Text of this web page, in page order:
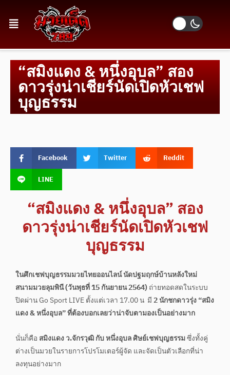
“สมิงแดง & หนึ่งอุบล” สอง
ดาวรุ่งน่าเชียร์นัดเปิดหัวเชฟ
บุญธรรม
Facebook Twitter
Reddit
LINE
“สมิงแดง & หนึ่งอุบล” สอง
ดาวรุ่งน่าเชียร์นัดเปิดหัวเชฟ
บุญธรรม
ในศึกเชฟบุญธรรมมวยไทยออนไลน์ นัดปฐมฤกษ์บ้านหลังใหม่
สนามมวยลุมพินี (วันพุธที่ 15 กันยายน 2564)ถ่ายทอดสดในระบบ
ปิดผ่าน Go Sport LIVE ตั้งแต่เวลา 17.00 น มี2 นักชกดาวรุ่ง “สมิง
แดง & หนึ่งอุบล” ที่ต้องบอกเลยว่าน่าจับตามองเป็นอย่างมาก
นั่นก็คือ สมิงแดง ว.จักรวุฒิ กับ หนึ่งอุบล ศิษย์เชฟบุญธรรมซึ่งทั้งคู่
ต่างเป็นมวยในรายการโปรโมเตอร์ผู้จัด และจัดเป็นตัวเลือกที่น่า
ลงทุนอย่างมาก